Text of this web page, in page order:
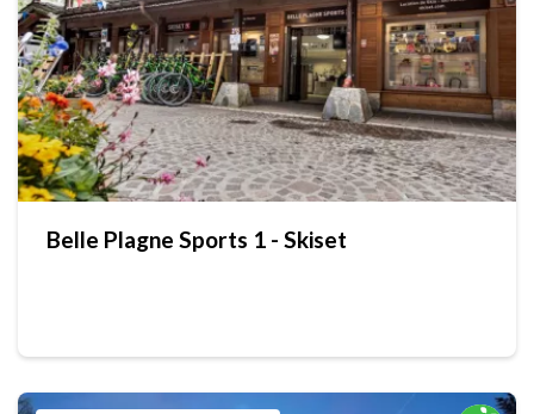
Belle Plagne Sports 1 - Skiset